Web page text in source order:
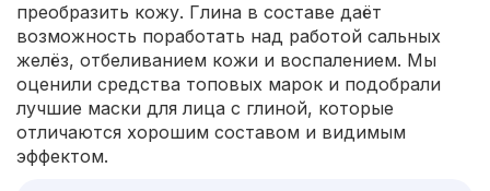
преобразить кожу. Глина в составе даёт
возможность поработать над работой сальных
желёз, отбеливанием кожи и воспалением. Мы
оценили средства топовых марок и подобрали
лучшие маски для лица с глиной, которые
отличаются хорошим составом и видимым
эффектом.